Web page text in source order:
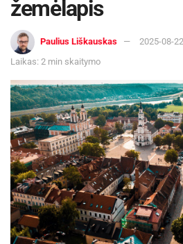
žemėlapis
Paulius Liškauskas
2025-08-22
Laikas: 2 min skaitymo